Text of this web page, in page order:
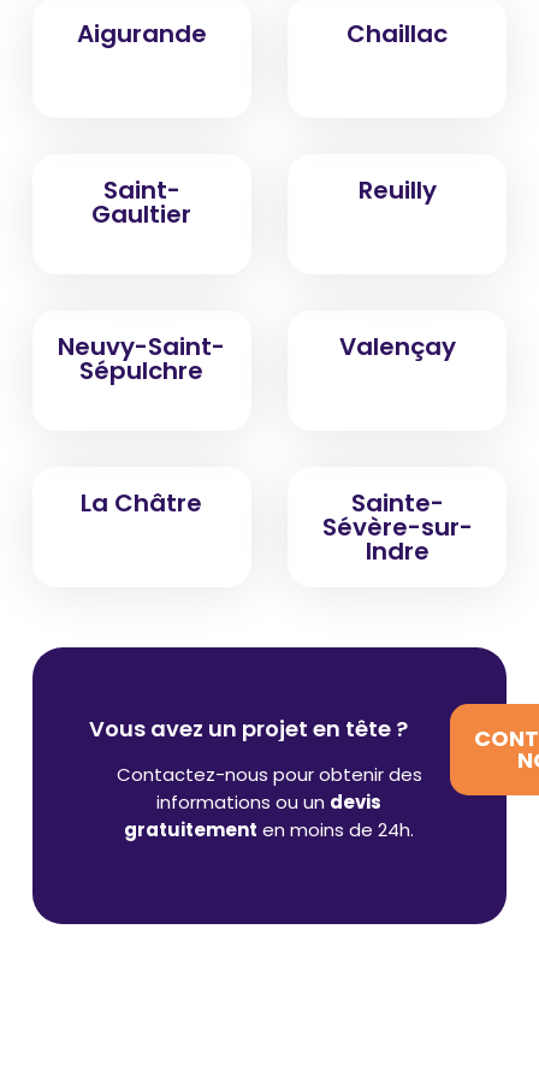
Aigurande Chaillac
Saint-
Gaultier
Reuilly
Neuvy-Saint-
Sépulchre
Valençay
La Châtre Sainte-
Sévère-sur-
Indre
Vous avez un projet en tête ?
Contactez-nous pour obtenir des
informations ou un devis
gratuitement en moins de 24h.